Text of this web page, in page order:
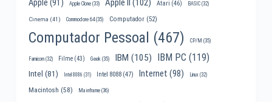
Apple (91) Apple Clone(33) Apple II (102) Atari (46) BASIC(32)
Cinema (41) Commodore 64(35) Computador(52)
Computador Pessoal (467) CP/M (35)
Famicom(32) Filme(43) Geek (35) IBM (105) IBM PC (119)
Intel (81) Intel 8086 (31) Intel 8088(47) Internet (98) Linux(32)
Macintosh (58) Mainframe(36)